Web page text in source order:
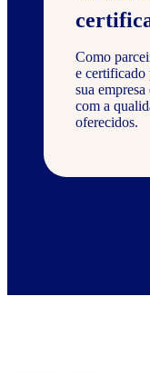
Como
e certificado
sua
com a
oferecidos.